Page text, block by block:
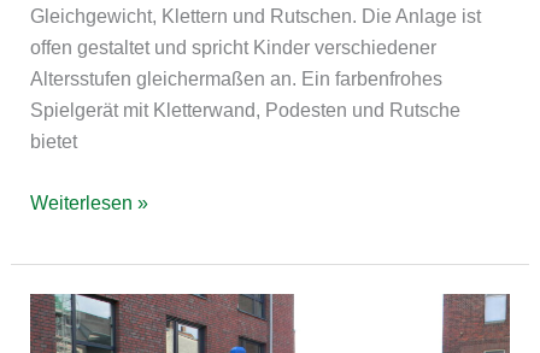
Gleichgewicht, Klettern und Rutschen. Die Anlage ist
offen gestaltet und spricht Kinder verschiedener
Altersstufen gleichermaßen an. Ein farbenfrohes
Spielgerät mit Kletterwand, Podesten und Rutsche
bietet
Weiterlesen »
Feuerwehrspielplatz
im